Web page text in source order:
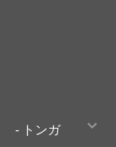
- トンガ